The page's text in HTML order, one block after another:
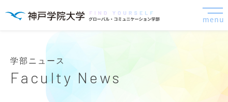
menu
Faculty News
学部ニュース